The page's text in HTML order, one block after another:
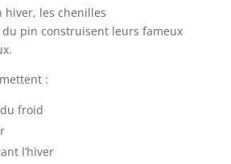
hiver, les chenilles
pin construisent leurs fameux
:
froid
l’hiver